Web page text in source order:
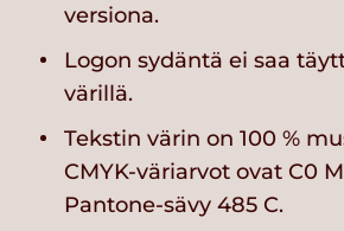
versiona.
Logon sydäntä ei saa
värillä.
Tekstin värin on 100 %
CMYK-väriarvot ovat C0
Pantone-sävy 485 C.